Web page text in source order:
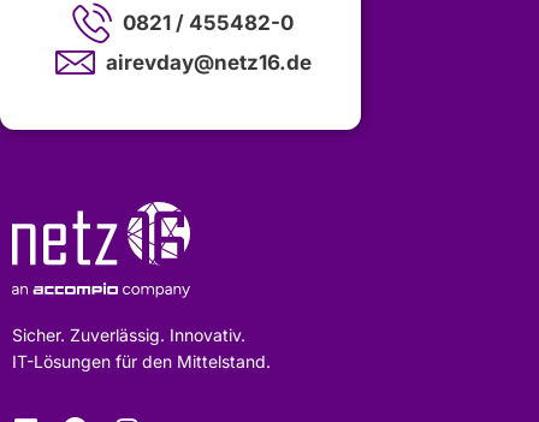
0821 / 455482-0
airevday@netz16.de
Sicher. Zuverlässig. Innovativ.
IT-Lösungen für den Mittelstand.